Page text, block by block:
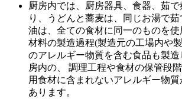
厨房内では、厨房器具、食器、茹
り、うどんと蕎麦は、同じお湯で
油は、全ての食材に同一のものを
材料の製造過程(製造元の工場内や
のアレルギー物質を含む食品も製
房内の、 調理工程や食材の保管段
用食材に含まれないアレルギー物
あります。